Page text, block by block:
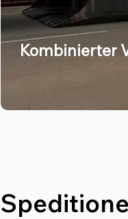
Kombinierter